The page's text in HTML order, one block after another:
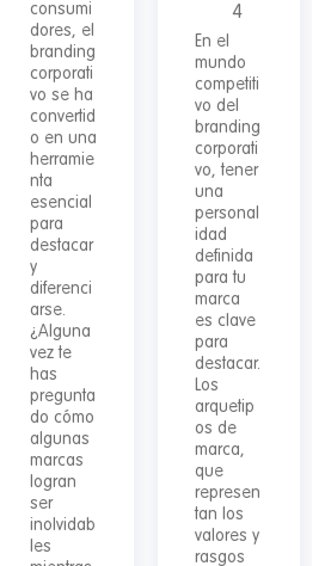
consumi
dores, el
branding
corporati
vo se ha
convertid
o en una
herramie
nta
esencial
para
destacar
y
diferenci
arse.
¿Alguna
vez te
has
pregunta
do cómo
algunas
marcas
logran
ser
inolvidab
les
4
En el
mundo
competiti
vo del
branding
corporati
vo, tener
una
personal
idad
definida
para tu
marca
es clave
para
destacar.
Los
arquetip
os de
marca,
que
represen
tan los
valores y
rasgos